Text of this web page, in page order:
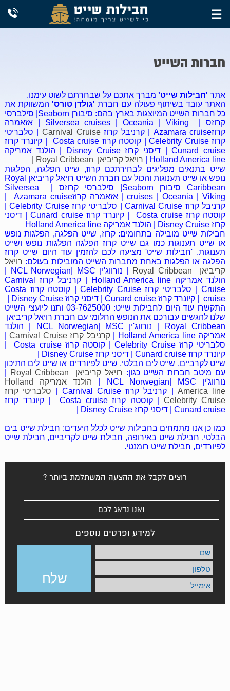
☰
שייט בים התיכון שייט בים הבלטי שייט בפיורדים שייט לקריביים
שייט באיים הקנריים שייט בים האדריאטי שייט באיים הבריטיים שייט לאיסלנד
שייט לאלסקה שייט למזרח הרחוק שייט לדרום אמריקה שייט לאוסטרליה
שייט להוואי שייט בגלפגוס שייט לאנטארקטיקה שייט לצפון אירופה
שייט למקסיקו
חברות שייט
רויאל קריביאן נורוויג'ן MSC קוסטה קרוז קרניבל קרוז סלבריטי קרוזס
הולנד אמריקה פרינסס קרוז דיסני קרוז אזאמרה
בלוג
סרטונים
צור קשר
חברות השייט
אתר 'חבילות שייט'מברך אתכם על שבחרתם לשוט עימנו.
האתר עובד בשיתוף פעולה עם חברת 'גולדן טורס' המשווקת את
כל חברות השייט המיוצגות בארץ בהם: סיבורן Seaborn| סילברסי
קרוזס | Silversea cruises | Oceania | Viking | אזאמרה
קרוזAzamara cruise | קרניבל קרוז
Carnival Cruise | סלבריטי
קרוז Celebrity Cruise | קוסטה קרוז Costa cruise | קיונרד קרוז
Cunard cruise | דיסני קרוז Disney Cruise | הולנד אמריקה
Holland America line |
רויאל קריביאן Royal Cribbean |
שייט בתנאים מפליגים לבחירתכם קרוז, שייט הפלגה, הפלגות
נופש או שייט תענוגות והכול עם חברת השייט רויאל קריביאן Royal
Caribbean סיבורן Seaborn| סילברסי קרוזס | Silversea
קרניבל קרוז Carnival Cruise | סלבריטי קרוז Celebrity Cruise |
קוסטה קרוז Costa cruise | קיונרד קרוז Cunard cruise | דיסני
קרוז Disney Cruise | הולנד אמריקה Holland America line
חבילות שייט מובילה בתחומים: קרוז, שייט הפלגה, הפלגות נופש
או שייט תענוגות כמו גם שייט קרוז הפלגה הפלגות נופש ושייט
תענוגות. 'חבילות שייט' מציעה לכם להזמין עוד היום שייט קרוז
הפלגה או הפלגות באחת מחברות השייט המובילות בעולם: רויאל
קריביאן Royal Cribbean
הולנד אמריקה Holland America line | קרניבל קרוז Carnival
Cruise | סלבריטי קרוז Celebrity Cruise | קוסטה קרוז Costa
cruise | קיונרד קרוז Cunard cruise | דיסני קרוז Disney Cruise |
התקשרו עוד היום לחבילות שייט: 03-7625000 ותנו ליועצי השייט
שלנו להגשים עבורכם את הנופש החלומי עם חברת רויאל קריביאן
Royal Cribbean | נורווג'ין NCL Norwegian| MSC | הולנד
אמריקה Holland America line |
קרניבל קרוז Carnival Cruise
|
סלבריטי קרוז Celebrity Cruise | קוסטה קרוז Costa cruise |
קיונרד קרוז Cunard cruise | דיסני קרוז Disney Cruise |
שייט לקרביים, שייט לים הבלטי, שייט לפיורדים או שייט לים התיכון
עם מיטב חברות השייט כגון: רויאל קריביאן Royal Cribbean
נורווג'ין NCL Norwegian| MSC |
הולנד אמריקה Holland
America line | קרניבל קרוז Carnival Cruise |
סלבריטי קרוז
Celebrity Cruise
| קוסטה קרוז Costa cruise | קיונרד קרוז
Cunard cruise | דיסני קרוז Disney Cruise |
כמו כן אנו מתמחים בחבילות שייט לכלל היעדים: חבילת שייט בים
הבלטי, חבילת שייט באירופה, חבילת שייט לקריביים, חבילת שייט
לפיורדים, חבילת שייט רומנטי.
רוצים לקבל את ההצעה המשתלמת ביותר ?
ואנו נדאג לכם
למידע ופרטים נוספים